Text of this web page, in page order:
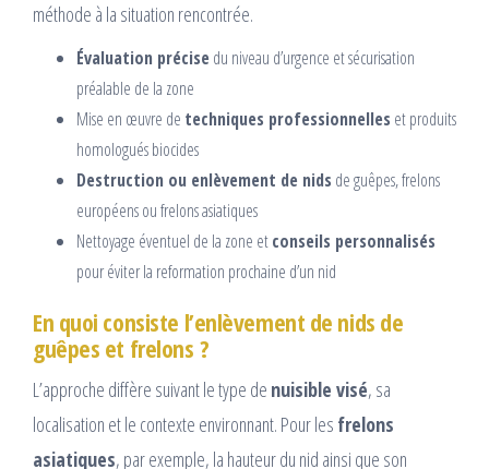
méthode à la situation rencontrée.
Évaluation précise du niveau d’urgence et sécurisation
préalable de la zone
Mise en œuvre de techniques professionnelles et produits
homologués biocides
Destruction ou enlèvement de nids de guêpes, frelons
européens ou frelons asiatiques
Nettoyage éventuel de la zone etconseils personnalisés
pour éviter la reformation prochaine d’un nid
En quoi consiste l’enlèvement de nids de
guêpes et frelons ?
L’approche diffère suivant le type de nuisible visé, sa
localisation et le contexte environnant. Pour les frelons
asiatiques, par exemple, la hauteur du nid ainsi que son